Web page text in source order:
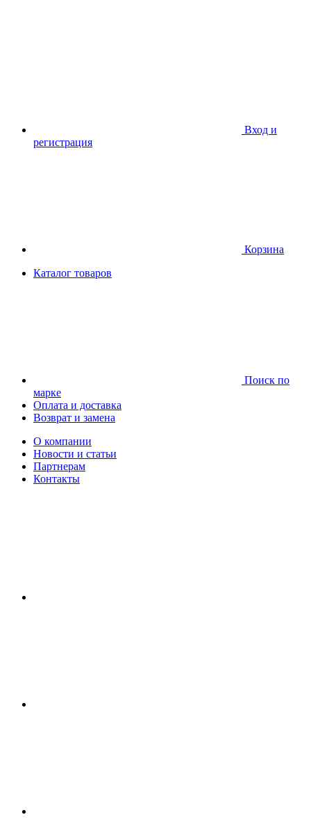
Вход и
регистрация
Корзина
Каталог товаров
Поиск по
марке
Оплата и доставка
Возврат и замена
О компании
Новости и статьи
Партнерам
Контакты